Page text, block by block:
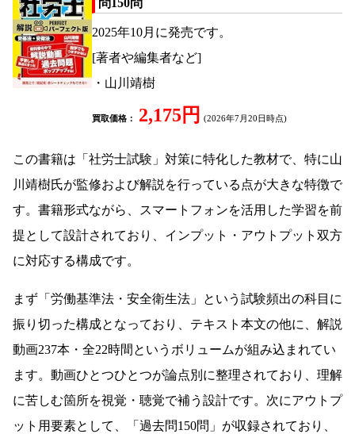
問150問
2025年10月に発売です。
[著者や編集者など]
・山川靖樹
買取価格： 2,175円 (2026年7月20日時点)
この書籍は「社労士試験」対策に特化した教材で、特に山
川靖樹氏が監修および解説を行っている点が大きな特徴で
す。書籍形式ながら、スマートフォンを活用した学習を前
提として設計されており、インプット・アウトプット双方
に対応する構成です。
まず「労働基準法・安全衛生法」という試験頻出の科目に
振り切った構成となっており、テキスト本文の他に、解説
動画237本・全22時間というボリュームが組み込まれてい
ます。動画ひとつひとつが論点別に整理されており、理解
に苦しむ箇所を視覚・聴覚で補う設計です。次にアウトプ
ット用要素として、「過去問150問」が収録されており、